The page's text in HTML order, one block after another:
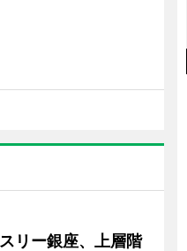
リー銀座、上層階